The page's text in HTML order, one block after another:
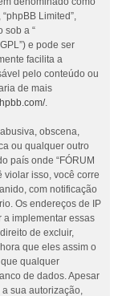
“phpBB Limited”,
sob a “
e pode ser
facilita a
pelo conteúdo ou
de mais
.
obscena,
ou qualquer outro
país onde “FÓRUM
violar isso, você corre
com notificação
Os endereços de IP
a implementar essas
de excluir,
que eles assim o
qualquer
de dados. Apesar
sua autorização,